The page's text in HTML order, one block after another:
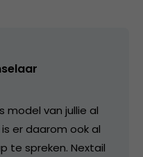
model van jullie al
er daarom ook al
te spreken. Nextail